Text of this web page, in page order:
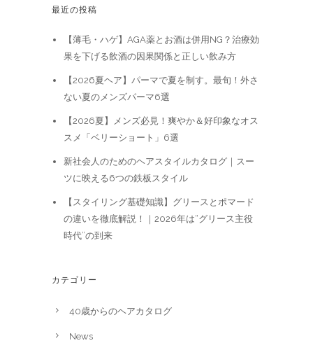
最近の投稿
【薄毛・ハゲ】AGA薬とお酒は併用NG？治療効
果を下げる飲酒の因果関係と正しい飲み方
【2026夏ヘア】パーマで夏を制す。最旬！外さ
ない夏のメンズパーマ6選
【2026夏】メンズ必見！爽やか＆好印象なオス
スメ「ベリーショート」6選
新社会人のためのヘアスタイルカタログ｜スー
ツに映える6つの鉄板スタイル
【スタイリング基礎知識】グリースとポマード
の違いを徹底解説！｜2026年は“グリース主役
時代”の到来
カテゴリー
40歳からのヘアカタログ
News